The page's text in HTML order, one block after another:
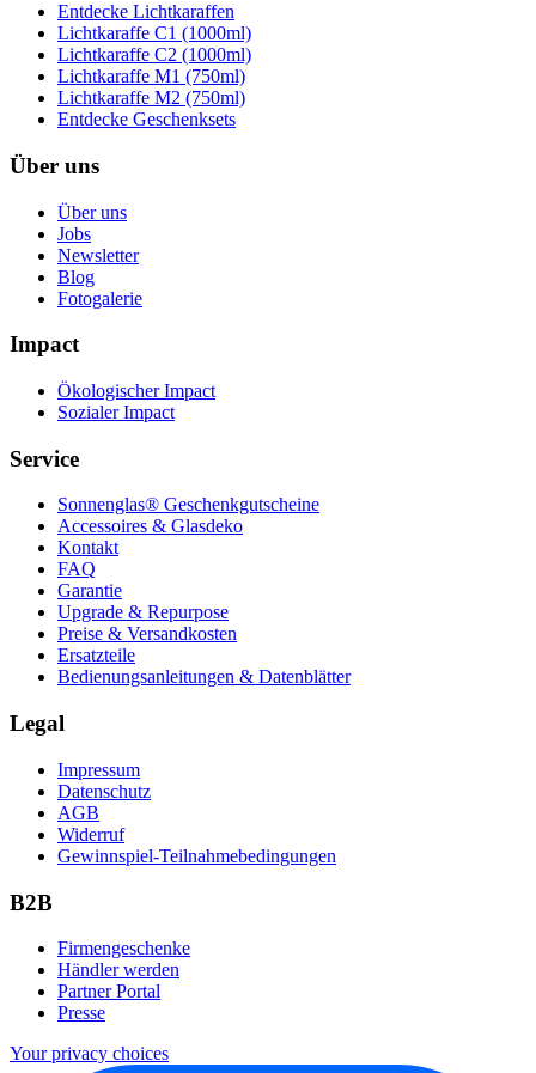
Entdecke Lichtkaraffen
Lichtkaraffe C1 (1000ml)
Lichtkaraffe C2 (1000ml)
Lichtkaraffe M1 (750ml)
Lichtkaraffe M2 (750ml)
Entdecke Geschenksets
Über uns
Über uns
Jobs
Newsletter
Blog
Fotogalerie
Impact
Ökologischer Impact
Sozialer Impact
Service
Sonnenglas® Geschenkgutscheine
Accessoires & Glasdeko
Kontakt
FAQ
Garantie
Upgrade & Repurpose
Preise & Versandkosten
Ersatzteile
Bedienungsanleitungen & Datenblätter
Legal
Impressum
Datenschutz
AGB
Widerruf
Gewinnspiel-Teilnahmebedingungen
B2B
Firmengeschenke
Händler werden
Partner Portal
Presse
Your privacy choices